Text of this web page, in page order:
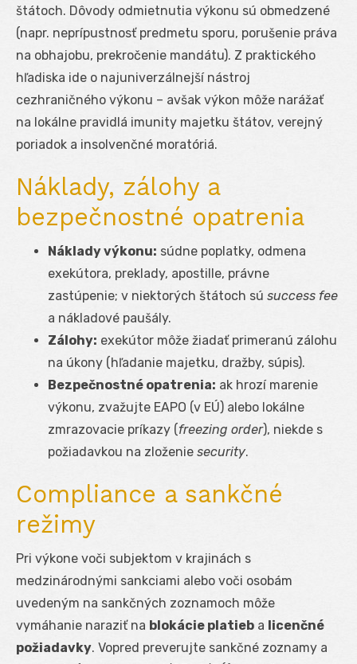
štátoch. Dôvody odmietnutia výkonu sú obmedzené
(napr. neprípustnosť predmetu sporu, porušenie práva
na obhajobu, prekročenie mandátu). Z praktického
hľadiska ide o najuniverzálnejší nástroj
cezhraničného výkonu – avšak výkon môže narážať
na lokálne pravidlá imunity majetku štátov, verejný
poriadok a insolvenčné moratóriá.
Náklady, zálohy a
bezpečnostné opatrenia
Náklady výkonu: súdne poplatky, odmena
exekútora, preklady, apostille, právne
zastúpenie; v niektorých štátoch sú success fee
a nákladové paušály.
Zálohy: exekútor môže žiadať primeranú zálohu
na úkony (hľadanie majetku, dražby, súpis).
Bezpečnostné opatrenia: ak hrozí marenie
výkonu, zvažujte EAPO (v EÚ) alebo lokálne
zmrazovacie príkazy (freezing order), niekde s
požiadavkou na zloženie security.
Compliance a sankčné
režimy
Pri výkone voči subjektom v krajinách s
medzinárodnými sankciami alebo voči osobám
uvedeným na sankčných zoznamoch môže
vymáhanie naraziť na blokácie platieb a licenčné
požiadavky. Vopred preverujte sankčné zoznamy a